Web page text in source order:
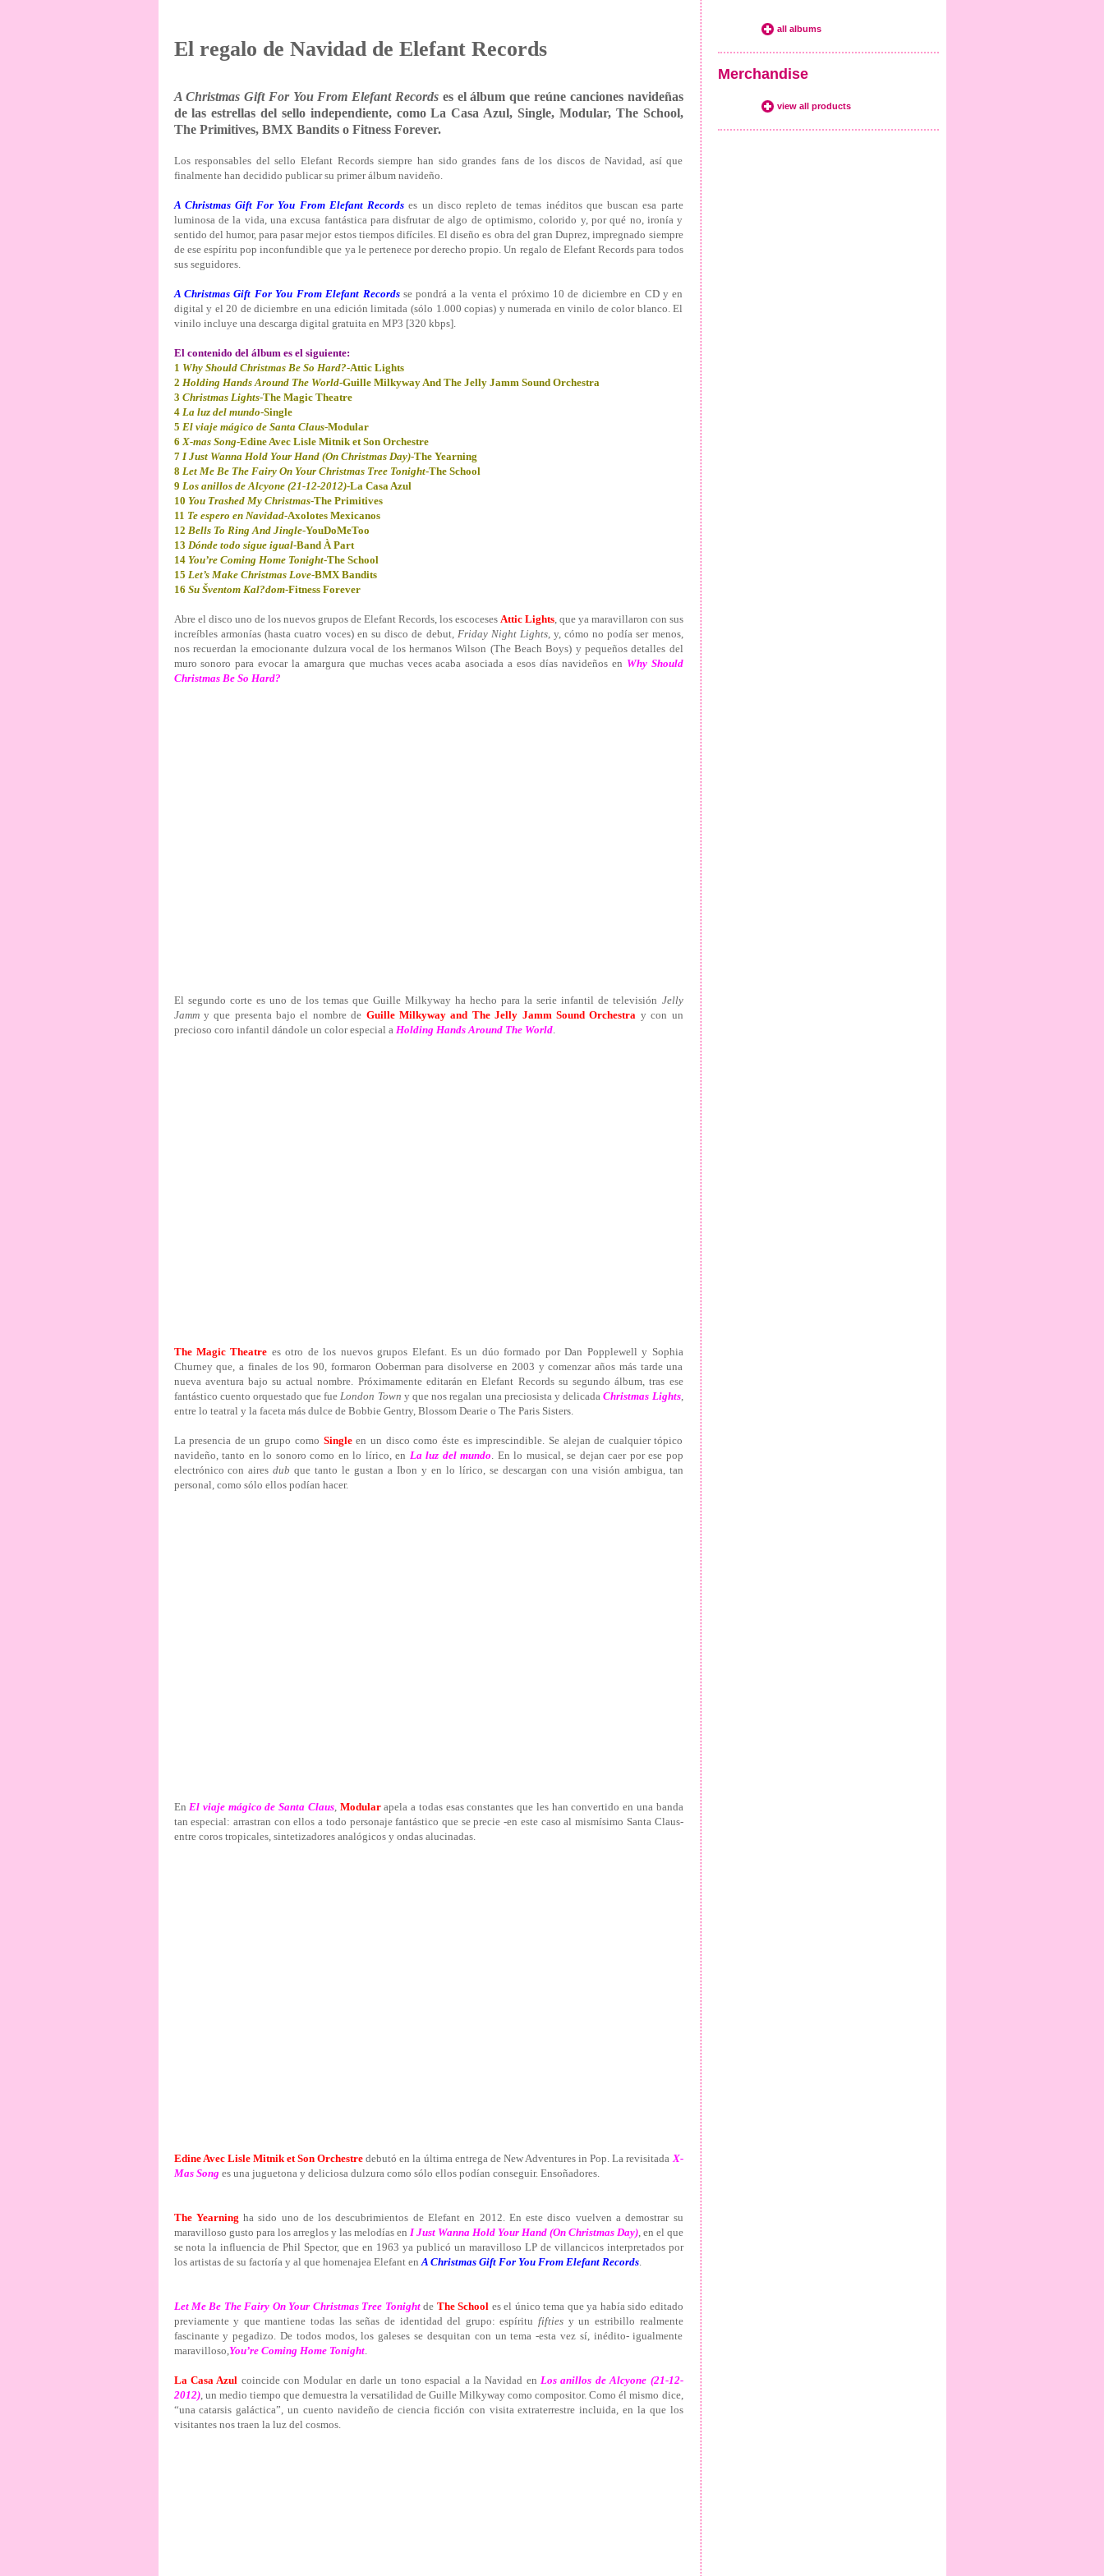
El regalo de Navidad de Elefant Records
A Christmas Gift For You From Elefant Records es el álbum que reúne canciones navideñas
de las estrellas del sello independiente, como La Casa Azul, Single, Modular, The School,
The Primitives, BMX Bandits o Fitness Forever.
Los responsables del sello Elefant Records siempre han sido grandes fans de los discos de Navidad, así que
finalmente han decidido publicar su primer álbum navideño.
A Christmas Gift For You From Elefant Records es un disco repleto de temas inéditos que buscan esa parte
luminosa de la vida, una excusa fantástica para disfrutar de algo de optimismo, colorido y, por qué no, ironía y
sentido del humor, para pasar mejor estos tiempos difíciles. El diseño es obra del gran Duprez, impregnado siempre
de ese espíritu pop inconfundible que ya le pertenece por derecho propio. Un regalo de Elefant Records para todos
sus seguidores.
A Christmas Gift For You From Elefant Recordsse pondrá a la venta el próximo 10 de diciembre en CD y en
digital y el 20 de diciembre en una edición limitada (sólo 1.000 copias) y numerada en vinilo de color blanco. El
vinilo incluye una descarga digital gratuita en MP3 [320 kbps].
El contenido del álbum es el siguiente:
1 Why Should Christmas Be So Hard?-Attic Lights
2 Holding Hands Around The World-Guille Milkyway And The Jelly Jamm Sound Orchestra
3 Christmas Lights-The Magic Theatre
4 La luz del mundo-Single
5 El viaje mágico de Santa Claus-Modular
6X-mas Song-Edine Avec Lisle Mitnik et Son Orchestre
7I Just Wanna Hold Your Hand (On Christmas Day)-The Yearning
8 Let Me Be The Fairy On Your Christmas Tree Tonight-The School
9 Los anillos de Alcyone (21-12-2012)-La Casa Azul
10 You Trashed My Christmas-The Primitives
11 Te espero en Navidad-Axolotes Mexicanos
12 Bells To Ring And Jingle-YouDoMeToo
13 Dónde todo sigue igual-Band À Part
14 You’re Coming Home Tonight-The School
15 Let’s Make Christmas Love-BMX Bandits
16 Su Šventom Kal?dom-Fitness Forever
Abre el disco uno de los nuevos grupos de Elefant Records, los escoceses Attic Lights, que ya maravillaron con sus
increíbles armonías (hasta cuatro voces) en su disco de debut, Friday Night Lights, y, cómo no podía ser menos,
nos recuerdan la emocionante dulzura vocal de los hermanos Wilson (The Beach Boys) y pequeños detalles del
muro sonoro para evocar la amargura que muchas veces acaba asociada a esos días navideños en Why Should
Christmas Be So Hard?
El segundo corte es uno de los temas que Guille Milkyway ha hecho para la serie infantil de televisión Jelly
Jammy que presenta bajo el nombre de Guille Milkyway and The Jelly Jamm Sound Orchestra y con un
precioso coro infantil dándole un color especial a Holding Hands Around The World.
The Magic Theatre es otro de los nuevos grupos Elefant. Es un dúo formado por Dan Popplewell y Sophia
Churney que, a finales de los 90, formaron Ooberman para disolverse en 2003 y comenzar años más tarde una
nueva aventura bajo su actual nombre. Próximamente editarán en Elefant Records su segundo álbum, tras ese
fantástico cuento orquestado que fueLondon Town y que nos regalan una preciosista y delicada Christmas Lights,
entre lo teatral y la faceta más dulce de Bobbie Gentry, Blossom Dearie o The Paris Sisters.
La presencia de un grupo como Singleen un disco como éste es imprescindible. Se alejan de cualquier tópico
navideño, tanto en lo sonoro como en lo lírico, en La luz del mundo. En lo musical, se dejan caer por ese pop
electrónico con airesdub que tanto le gustan a Ibon y en lo lírico, se descargan con una visión ambigua, tan
personal, como sólo ellos podían hacer.
EnEl viaje mágico de Santa Claus, Modularapela a todas esas constantes que les han convertido en una banda
tan especial: arrastran con ellos a todo personaje fantástico que se precie -en este caso al mismísimo Santa Claus-
entre coros tropicales, sintetizadores analógicos y ondas alucinadas.
Edine Avec Lisle Mitnik et Son Orchestre debutó en la última entrega de New Adventures in Pop. La revisitada X-
Mas Song es una juguetona y deliciosa dulzura como sólo ellos podían conseguir. Ensoñadores.
The Yearning ha sido uno de los descubrimientos de Elefant en 2012. En este disco vuelven a demostrar su
maravilloso gusto para los arreglos y las melodías en I Just Wanna Hold Your Hand (On Christmas Day), en el que
se nota la influencia de Phil Spector, que en 1963 ya publicó un maravilloso LP de villancicos interpretados por
los artistas de su factoría y al que homenajea Elefant enA Christmas Gift For You From Elefant Records.
Let Me Be The Fairy On Your Christmas Tree Tonight de The School es el único tema que ya había sido editado
previamente y que mantiene todas las señas de identidad del grupo: espíritu fifties y un estribillo realmente
fascinante y pegadizo. De todos modos, los galeses se desquitan con un tema -esta vez sí, inédito- igualmente
maravilloso,You’re Coming Home Tonight.
La Casa Azul coincide con Modular en darle un tono espacial a la Navidad enLos anillos de Alcyone (21-12-
2012), un medio tiempo que demuestra la versatilidad de Guille Milkyway como compositor. Como él mismo dice,
“una catarsis galáctica”, un cuento navideño de ciencia ficción con visita extraterrestre incluida, en la que los
visitantes nos traen la luz del cosmos.
all albums
Merchandise
view all products